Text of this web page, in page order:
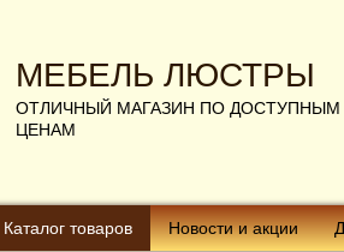
МЕБЕЛЬ ЛЮСТРЫ
ОТЛИЧНЫЙ МАГАЗИН ПО ДОСТУПНЫМ
ЦЕНАМ
Каталог товаров Новости и акции